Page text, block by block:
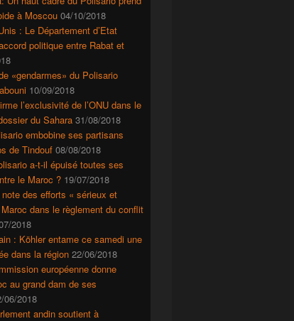
à Moscou 04/10/2018
: Le Département d’Etat
politique entre Rabat et
«gendarmes» du Polisario
10/09/2018
l’exclusivité de l’ONU dans le
du Sahara 31/08/2018
embobine ses partisans
de Tindouf 08/08/2018
a-t-il épuisé toutes ses
le Maroc ? 19/07/2018
note des efforts « sérieux et
dans le règlement du conflit
2018
: Köhler entame ce samedi une
dans la région 22/06/2018
européenne donne
au grand dam de ses
06/2018
andin soutient à